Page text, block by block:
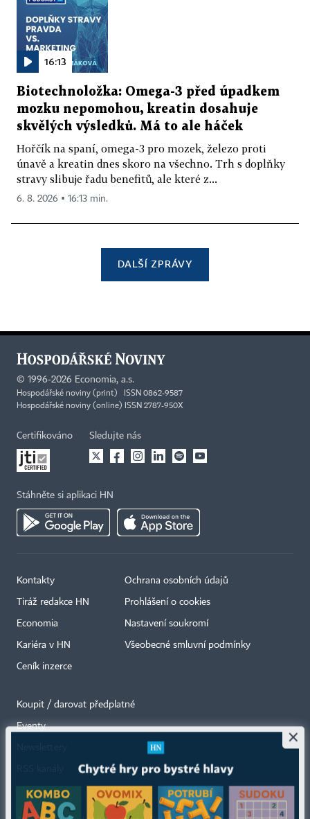
16:13
Biotechnoložka: Omega-3 před úpadkem
mozku nepomohou, kreatin dosahuje
skvělých výsledků. Má to ale háček
Hořčík na spaní, omega-3 pro mozek, železo proti
únavě a kreatin dnes skoro na všechno. Trh s doplňky
stravy slibuje řadu benefitů, ale které z...
6. 8. 2026 ▪ 16:13 min.
DALŠÍ ZPRÁVY
© 1996-2026 Economia, a.s.
Hospodářské noviny (print) ISSN 0862-9587
Hospodářské noviny (online) ISSN 2787-950X
Certifikováno Sledujte nás
Stáhněte si aplikaci HN
Kontakty
Tiráž redakce HN
Economia
Kariéra v HN
Ceník inzerce
Ochrana osobních údajů
Prohlášení o cookies
Nastavení soukromí
Všeobecné smluvní podmínky
Koupit / darovat předplatné
Eventy ×